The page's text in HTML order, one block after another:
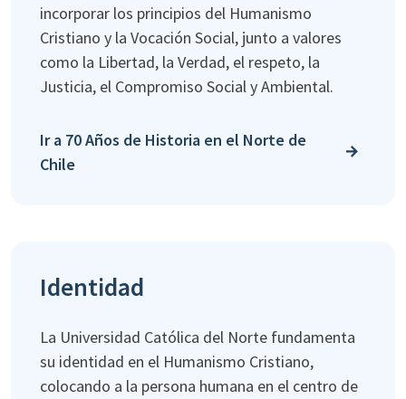
incorporar los principios del Humanismo
Cristiano y la Vocación Social, junto a valores
como la Libertad, la Verdad, el respeto, la
Justicia, el Compromiso Social y Ambiental.
Ir a 70 Años de Historia en el Norte de
Chile
Identidad
La Universidad Católica del Norte fundamenta
su identidad en el Humanismo Cristiano,
colocando a la persona humana en el centro de